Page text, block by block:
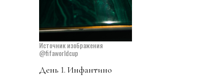
Источник изображения
@fifaworldcup
День 1. Инфантино